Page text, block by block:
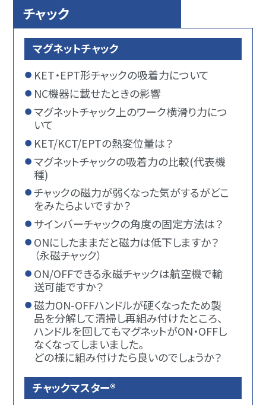
チャック
マグネットチャック
KET・EPT形チャックの吸着力について
NC機器に載せたときの影響
マグネットチャック上のワーク横滑り力につ
いて
KET/KCT/EPTの熱変位量は？
マグネットチャックの吸着力の比較(代表機
種)
チャックの磁力が弱くなった気がするがどこ
をみたらよいですか？
サインバーチャックの角度の固定方法は？
ONにしたままだと磁力は低下しますか？
（永磁チャック）
ON/OFFできる永磁チャックは航空機で輸
送可能ですか？
磁力ON-OFFハンドルが硬くなったため製
品を分解して清掃し再組み付けたところ、
ハンドルを回してもマグネットがON・OFFし
なくなってしまいました。
どの様に組み付けたら良いのでしょうか？
チャックマスター®